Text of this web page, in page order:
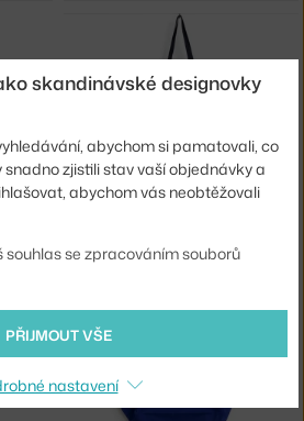
−20 %
Skladem 4 ks,870 Kč
skandinávské designovky
abychom si pamatovali, co
zjistili stav vaší objednávky a
abychom vás neobtěžovali
se zpracováním souborů
PŘIJMOUT VŠE
nastavení